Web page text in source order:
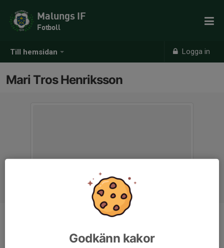
Till hemsidan Logga in
Malungs IF
Fotboll
Mari Tros Henriksson
Godkänn kakor